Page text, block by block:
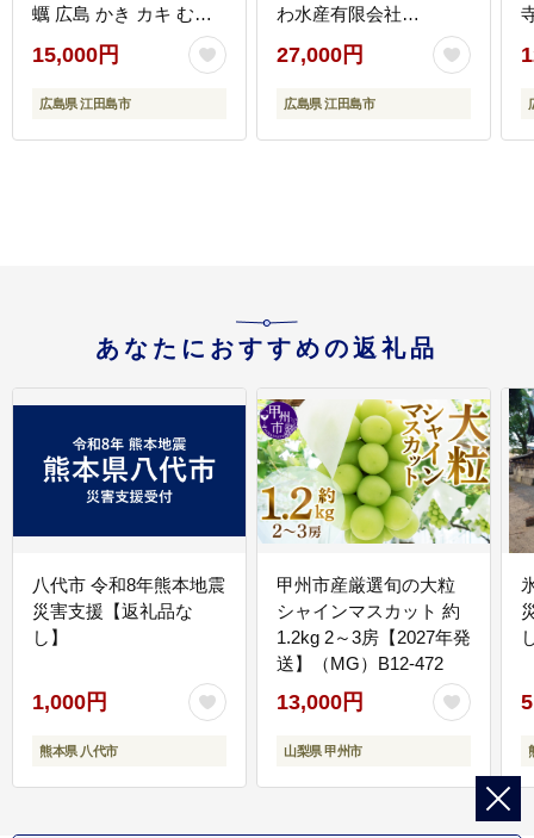
蠣 広島 かき カキ むき
身 旬 江田島市/マルサ・
やながわ水産有限会社
[XBL007] 牡蠣
15,000円
広島県 江田島市
わ水産有限会社
[XBL006] 牡蠣 かき カキ
広島G7で提供！
27,000円
広島県 江田島市
あなたにおすすめの返礼品
八代市 令和8年熊本地震
災害支援【返礼品な
し】
1,000円
熊本県 八代市
甲州市産厳選旬の大粒
シャインマスカット 約
1.2kg 2～3房【2027年発
送】（MG）B12-472
13,000円
山梨県 甲州市